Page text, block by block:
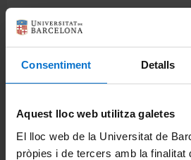
Consentiment Detalls
Aquest lloc web utilitza galetes
El lloc web de la Universitat de
pròpies i de tercers amb la finalitat
La Facultat
Coneix la facultat
Organització i estructura
Campus Virtual